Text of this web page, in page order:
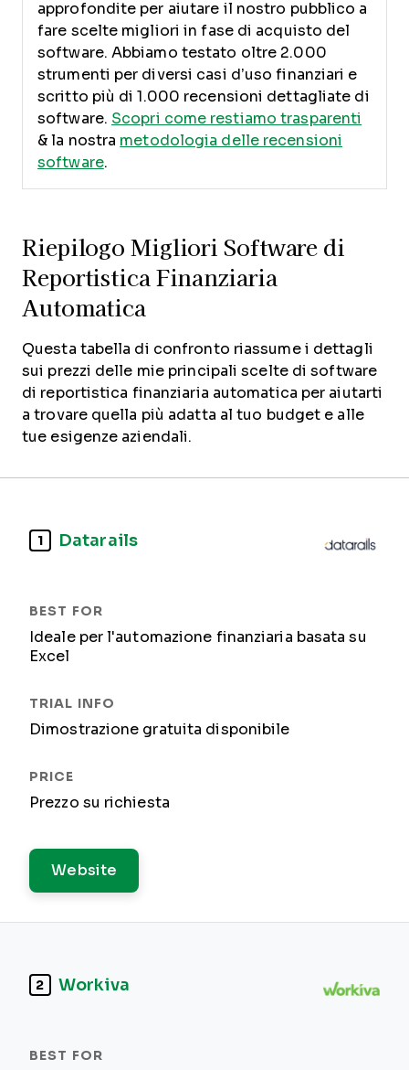
approfondite per aiutare il nostro pubblico a
fare scelte migliori in fase di acquisto del
software. Abbiamo testato oltre 2.000
strumenti per diversi casi d’uso finanziari e
scritto più di 1.000 recensioni dettagliate di
software. Scopri come restiamo trasparenti
& la nostra metodologia delle recensioni
software.
Riepilogo Migliori Software di
Reportistica Finanziaria
Automatica
Questa tabella di confronto riassume i dettagli
sui prezzi delle mie principali scelte di software
di reportistica finanziaria automatica per aiutarti
a trovare quella più adatta al tuo budget e alle
tue esigenze aziendali.
1 Datarails
Ideale per l'automazione finanziaria basata su
Excel
Dimostrazione gratuita disponibile
Prezzo su richiesta
Website
2 Workiva